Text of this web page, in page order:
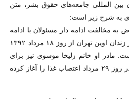
بین المللی جامعه‌های حقوق بشر، متن
به شرح زیر است:
مخالفت ادامه دار مسئولان با ادامه
درمان پزشکی او در بیرون از زندان اوین تهران از روز ۱۸ مرداد ۱۳۹۲
مادر او خانم زلیخا موسوی نیز برای
جلب توجه به وضعیت بد او در روز ۲۹ مرداد اعتصاب غذا را آغاز کرده